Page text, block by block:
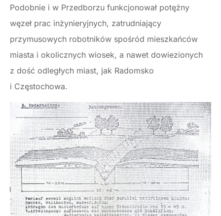
Podobnie i w Przedborzu funkcjonował potężny
węzeł prac inżynieryjnych, zatrudniający
przymusowych robotników spośród mieszkańców
miasta i okolicznych wiosek, a nawet dowiezionych
z dość odległych miast, jak Radomsko
i Częstochowa.